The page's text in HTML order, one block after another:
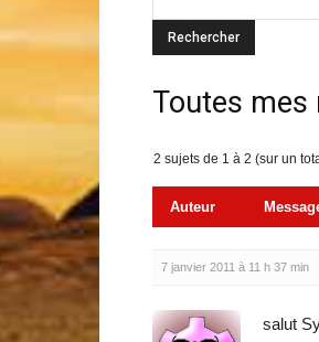
Toutes
2 sujets de 1 à 2 (sur un
Auteur
7 janvier 2011 à 11 h 37 min
salut